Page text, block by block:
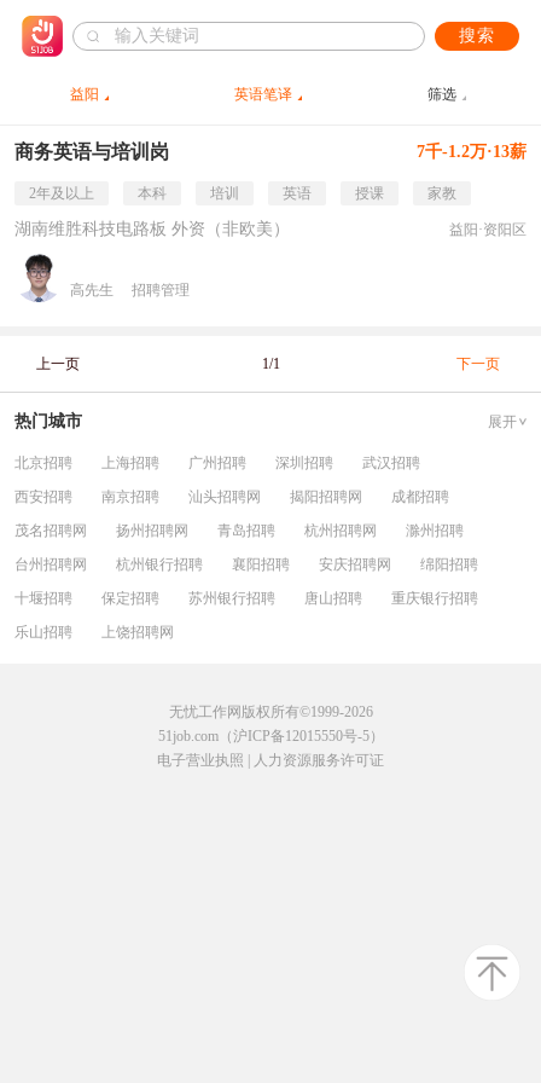
搜索
益阳 英语笔译 筛选
商务英语与培训岗 7千-1.2万·13薪
2年及以上 本科 培训 英语 授课 家教
湖南维胜科技电路板 外资（非欧美） 益阳·资阳区
高先生 招聘管理
上一页 1/1 下一页
热门城市 展开
北京招聘 上海招聘 广州招聘 深圳招聘
武汉招聘
西安招聘
南京招聘 汕头招聘网 揭阳招聘网
成都招聘
茂名招聘网
扬州招聘网 青岛招聘 杭州招聘网
滁州招聘
台州招聘网
杭州银行招聘 襄阳招聘 安庆招聘网
绵阳招聘
十堰招聘
保定招聘 苏州银行招聘 唐山招聘
重庆银行招聘
乐山招聘
上饶招聘网
无忧工作网版权所有©1999-2026
51job.com（沪ICP备12015550号-5）
电子营业执照
人力资源服务许可证